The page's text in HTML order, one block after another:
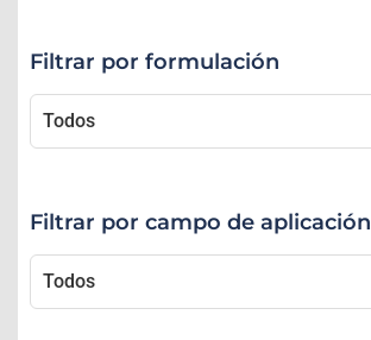
Filtrar por formulación
Filtrar por campo de aplicación